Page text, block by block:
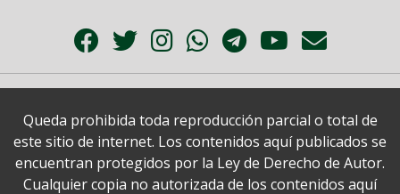
Queda prohibida toda reproducción parcial o total de
este sitio de internet. Los contenidos aquí publicados se
encuentran protegidos por la Ley de Derecho de Autor.
Cualquier copia no autorizada de los contenidos aquí